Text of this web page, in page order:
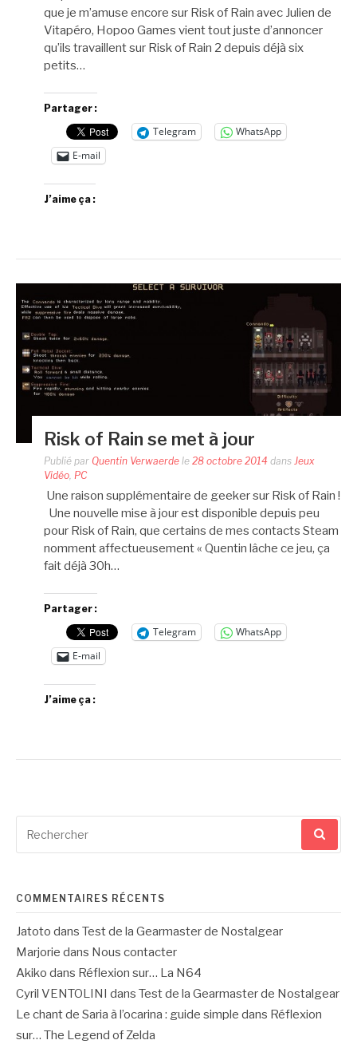
que je m’amuse encore sur Risk of Rain avec Julien de
Vitapéro, Hopoo Games vient tout juste d’annoncer
qu’ils travaillent sur Risk of Rain 2 depuis déjà six
petits…
Partager :
Telegram
WhatsApp
E-mail
J’aime ça :
Risk of Rain se met à jour
Publié par Quentin Verwaerde le 28 octobre 2014 dans Jeux
Vidéo, PC
Une raison supplémentaire de geeker sur Risk of Rain !
Une nouvelle mise à jour est disponible depuis peu
pour Risk of Rain, que certains de mes contacts Steam
nomment affectueusement « Quentin lâche ce jeu, ça
fait déjà 30h…
Partager :
Telegram
WhatsApp
E-mail
J’aime ça :
pour
COMMENTAIRES RÉCENTS
Jatoto dans Test de la Gearmaster de Nostalgear
Marjorie dans Nous contacter
Akiko dans Réflexion sur… La N64
Cyril VENTOLINI dans Test de la Gearmaster de Nostalgear
Le chant de Saria à l’ocarina : guide simple dans Réflexion
sur… The Legend of Zelda